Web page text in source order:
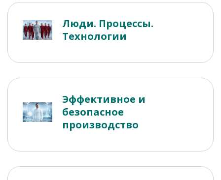
Люди. Процессы.
Технологии
Эффективное и
безопасное
производство